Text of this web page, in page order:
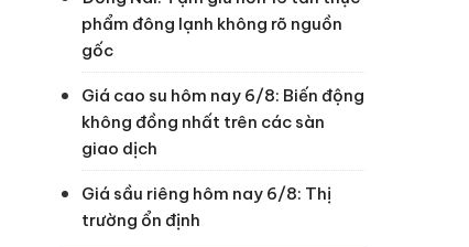
phẩm đông lạnh không rõ nguồn
gốc
Giá cao su hôm nay 6/8: Biến động
không đồng nhất trên các sàn
giao dịch
Giá sầu riêng hôm nay 6/8: Thị
trường ổn định